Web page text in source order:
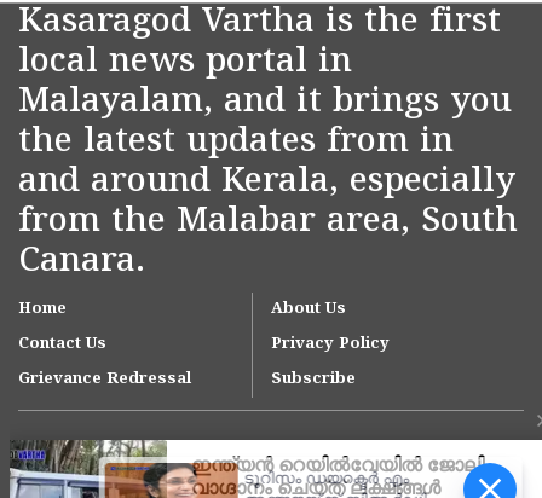
Kasaragod Vartha is the first
local news portal in
Malayalam, and it brings you
the latest updates from in
and around Kerala, especially
from the Malabar area, South
Canara.
Home
About Us
Contact Us
Privacy Policy
Grievance Redressal
Subscribe
ടൂറിസം ഡയറക്ടർ എം